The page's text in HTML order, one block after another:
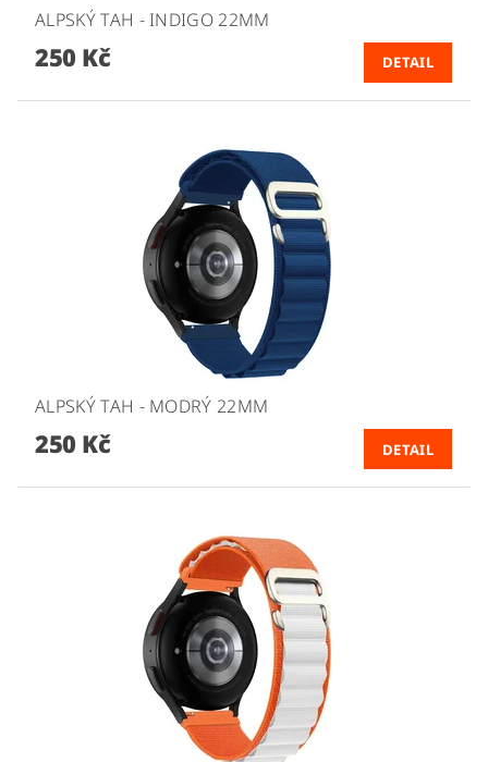
ALPSKÝ TAH - INDIGO 22MM
250 Kč DETAIL
ALPSKÝ TAH - MODRÝ 22MM
250 Kč DETAIL